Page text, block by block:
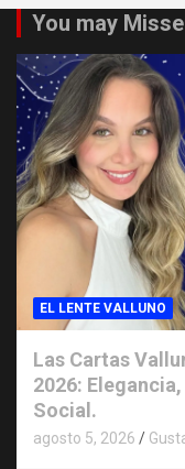
You may
EL LENTE VALLUNO
Las Cartas
2026:
Social.
agosto 5, 2026